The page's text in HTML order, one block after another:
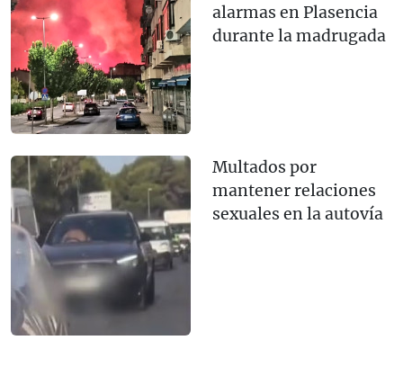
alarmas en Plasencia
durante la madrugada
Multados por
mantener relaciones
sexuales en la autovía